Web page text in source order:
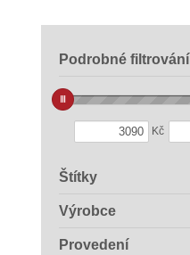
Podrobné filtrování
Kč
Štítky
Výrobce
Provedení